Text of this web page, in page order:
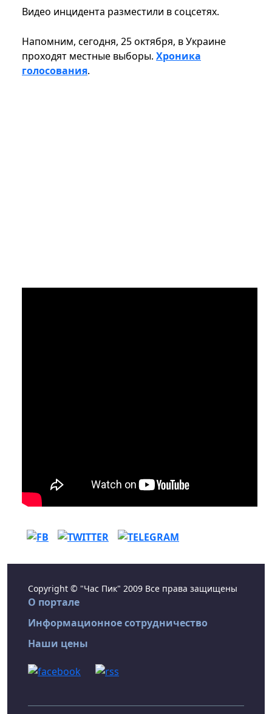
Видео инцидента разместили в соцсетях.
Напомним, сегодня, 25 октября, в Украине
проходят местные выборы. Хроника
голосования.
Copyright © "Час Пик" 2009 Все права защищены
О портале
Информационное сотрудничество
Наши цены